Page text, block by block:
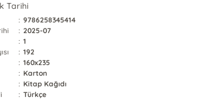
Tarihi
: 9786258345414
: 2025-07
: 1
: 192
: 160x235
: Karton
: Kitap Kağıdı
: Türkçe